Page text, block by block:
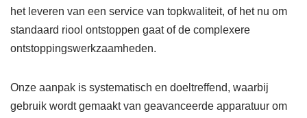
het leveren van een service van topkwaliteit, of het nu om
standaard riool ontstoppen gaat of de complexere
ontstoppingswerkzaamheden.
Onze aanpak is systematisch en doeltreffend, waarbij
gebruik wordt gemaakt van geavanceerde apparatuur om